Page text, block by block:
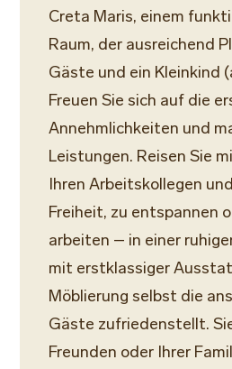
Creta Maris, einem
Raum, der ausreichend
Gäste und ein Kleinkind
Freuen Sie sich auf die
Annehmlichkeiten und
Leistungen. Reisen Sie
Ihren Arbeitskollegen
Freiheit, zu entspannen
arbeiten – in einer
mit erstklassiger
Möblierung selbst die
Gäste zufriedenstellt.
Freunden oder Ihrer